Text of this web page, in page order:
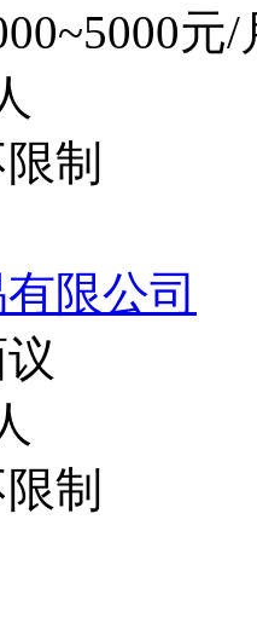
元/
制
限公司
制